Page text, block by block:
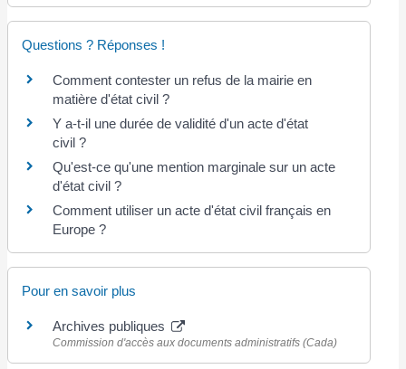
Questions ? Réponses !
Comment contester un refus de la mairie en
matière d'état civil ?
Y a-t-il une durée de validité d'un acte d'état
civil ?
Qu'est-ce qu'une mention marginale sur un acte
d'état civil ?
Comment utiliser un acte d'état civil français en
Europe ?
Pour en savoir plus
Archives publiques
Commission d'accès aux documents administratifs (Cada)